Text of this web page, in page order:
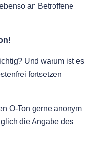
an Betroffene
Und warum ist es
fortsetzen
O-Ton gerne anonym
die Angabe des